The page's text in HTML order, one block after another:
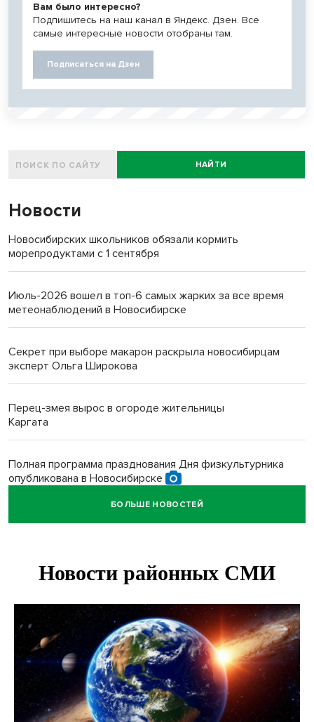
Вам было интересно?
Подпишитесь на наш канал в Яндекс. Дзен. Все
самые интересные новости отобраны там.
Подписаться на Дзен
НАЙТИ
Новости
Новосибирских школьников обязали кормить
морепродуктами с 1 сентября
Июль-2026 вошел в топ-6 самых жарких за все время
метеонаблюдений в Новосибирске
Секрет при выборе макарон раскрыла новосибирцам
эксперт Ольга Широкова
Перец-змея вырос в огороде жительницы
Каргата
Полная программа празднования Дня физкультурника
опубликована в Новосибирске
Прогноз погоды на 8-9 августа в Новосибирске сделали
Площадки для контроля перегруза начали строить на
Дольщики долгостроя на Титова в Новосибирске
получили ключи от квартир
Доля рыночной ипотеки в России превысила 50% по
итогам июля 2026 года
БОЛЬШЕ НОВОСТЕЙ